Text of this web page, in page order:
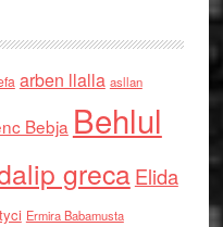
arben llalla asllan
Bebja Behlul
grecaElida
Ermira Babamusta